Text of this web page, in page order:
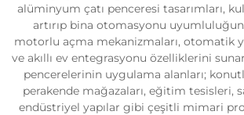
alüminyum çatı penceresi tasarımları,
artırıp bina otomasyonu
motorlu açma mekanizmaları, otomatik
ve akıllı ev entegrasyonu özelliklerini
pencerelerinin uygulama alanları;
perakende mağazaları, eğitim tesisleri,
endüstriyel yapılar gibi çeşitli mimari